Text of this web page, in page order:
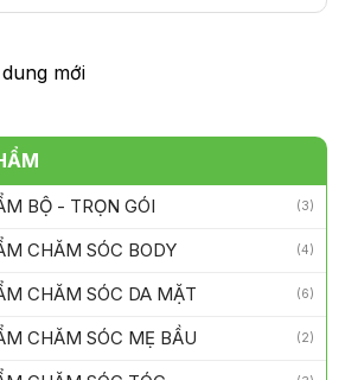
mới
BỘ - TRỌN GÓI (3)
CHĂM SÓC BODY (4)
CHĂM SÓC DA MẶT (6)
CHĂM SÓC MẸ BẦU (2)